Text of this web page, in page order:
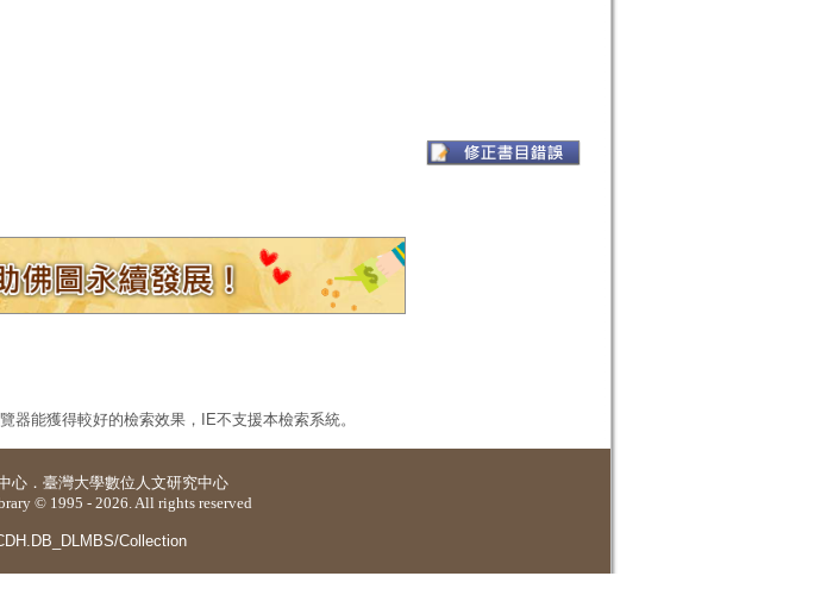
器能獲得較好的檢索效果，IE不支援本檢索系統。
心 ． 臺灣大學數位人文研究中心
© 1995 - 2026. All rights reserved
Collection